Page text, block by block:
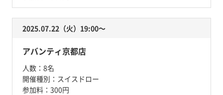
2025.07.22（火）19:00〜
アバンティ京都店
人数： 8名
開催種別： スイスドロー
参加料： 300円